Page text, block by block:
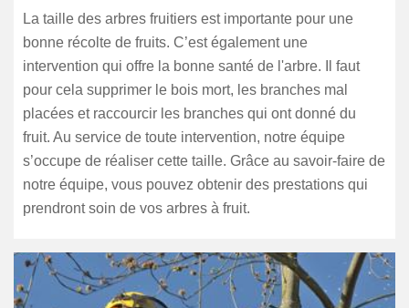
La taille des arbres fruitiers est importante pour une
bonne récolte de fruits. C’est également une
intervention qui offre la bonne santé de l'arbre. Il faut
pour cela supprimer le bois mort, les branches mal
placées et raccourcir les branches qui ont donné du
fruit. Au service de toute intervention, notre équipe
s’occupe de réaliser cette taille. Grâce au savoir-faire de
notre équipe, vous pouvez obtenir des prestations qui
prendront soin de vos arbres à fruit.